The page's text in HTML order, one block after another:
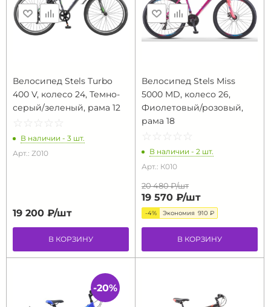
Велосипед Stels Turbo
400 V, колесо 24, Темно-
серый/зеленый, рама 12
☆ ☆ ☆ ☆ ☆
★ ★ ★ ★ ★
В наличии - 3 шт.
Арт.: Z010
19 200 ₽/шт
В КОРЗИНУ
Велосипед Stels Miss
5000 MD, колесо 26,
Фиолетовый/розовый,
рама 18
☆ ☆ ☆ ☆ ☆
★ ★ ★ ★ ★
В наличии - 2 шт.
Арт.: К010
20 480 ₽/шт
19 570 ₽/шт
-4% Экономия 910 ₽
В КОРЗИНУ
-20%